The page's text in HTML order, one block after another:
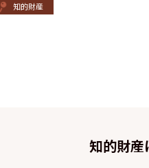
知的財産
知的財産